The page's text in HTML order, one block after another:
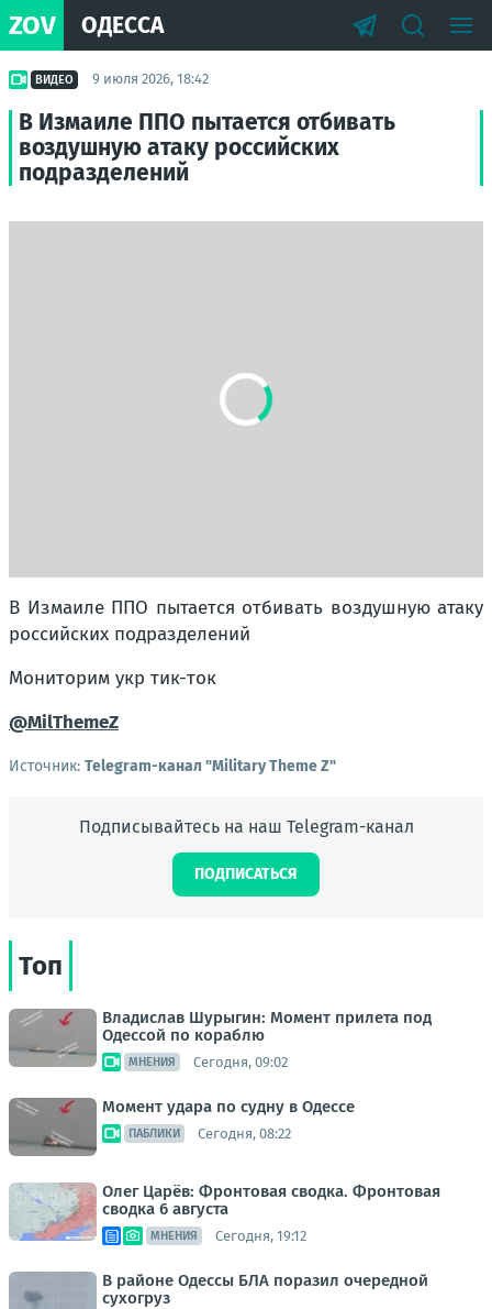
ZOV ОДЕССА
ВИДЕО 9 июля 2026, 18:42
В Измаиле ППО пытается отбивать
воздушную атаку российских
подразделений
В Измаиле ППО пытается отбивать воздушную атаку
российских подразделений
Мониторим укр тик-ток
@MilThemeZ
Источник: Telegram-канал "Military Theme Z"
Подписывайтесь на наш Telegram-канал
ПОДПИСАТЬСЯ
Топ
Владислав Шурыгин: Момент прилета под
Одессой по кораблю
МНЕНИЯ Сегодня, 09:02
Момент удара по судну в Одессе
ПАБЛИКИ Сегодня, 08:22
Олег Царёв: Фронтовая сводка. Фронтовая
сводка 6 августа
МНЕНИЯ Сегодня, 19:12
В районе Одессы БЛА поразил очередной
сухогруз